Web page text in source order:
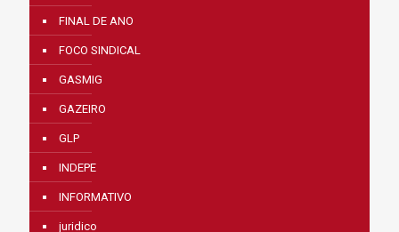
FINAL DE ANO
FOCO SINDICAL
GASMIG
GAZEIRO
GLP
INDEPE
INFORMATIVO
juridico